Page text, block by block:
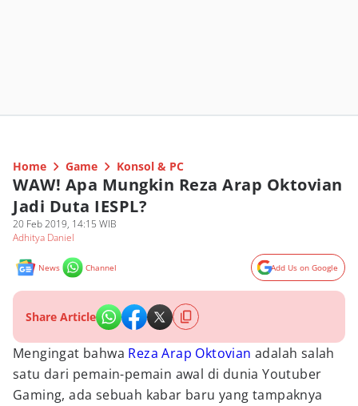
Home Game Konsol & PC
WAW! Apa Mungkin Reza Arap Oktovian
Jadi Duta IESPL?
20 Feb 2019, 14:15 WIB
Adhitya Daniel
News Channel Add Us on Google
Share Article
Mengingat bahwa Reza Arap Oktovian adalah salah
satu dari pemain-pemain awal di dunia Youtuber
Gaming, ada sebuah kabar baru yang tampaknya